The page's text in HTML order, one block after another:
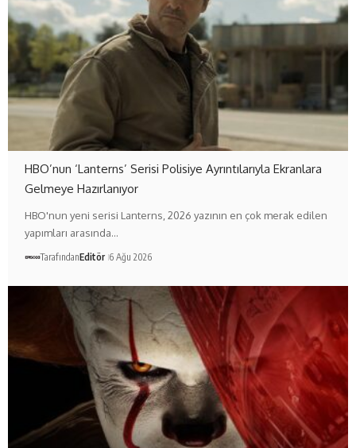
HBO’nun ‘Lanterns’ Serisi Polisiye Ayrıntılarıyla Ekranlara
Gelmeye Hazırlanıyor
HBO'nun yeni serisi Lanterns, 2026 yazının en çok merak edilen
yapımları arasında…
TarafındanEditör 6 Ağu 2026